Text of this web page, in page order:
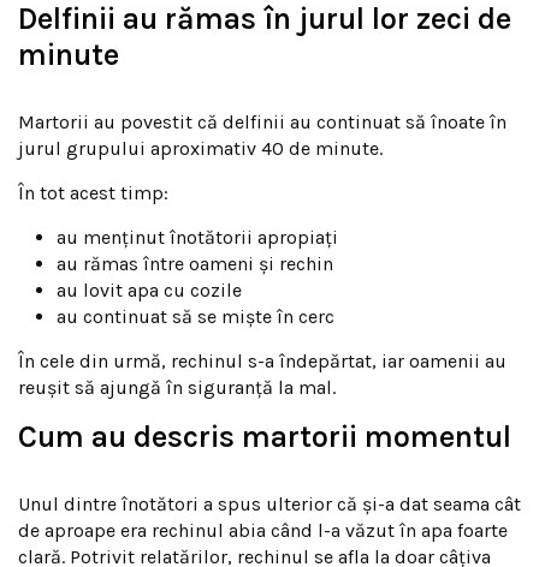
Delfinii au rămas în jurul lor zeci de
minute
Martorii au povestit că delfinii au continuat să înoate în
jurul grupului aproximativ 40 de minute.
În tot acest timp:
au menținut înotătorii apropiați
au rămas între oameni și rechin
au lovit apa cu cozile
au continuat să se miște în cerc
În cele din urmă, rechinul s-a îndepărtat, iar oamenii au
reușit să ajungă în siguranță la mal.
Cum au descris martorii momentul
Unul dintre înotători a spus ulterior că și-a dat seama cât
de aproape era rechinul abia când l-a văzut în apa foarte
clară. Potrivit relatărilor, rechinul se afla la doar câțiva